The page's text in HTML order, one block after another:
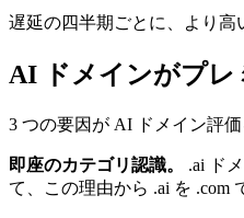
遅延の四半期ごとに、より高
AI ドメインがプレ
3 つの要因が AI ドメイン評
即座のカテゴリ認識。
.ai ド
て、この理由から .ai を .com